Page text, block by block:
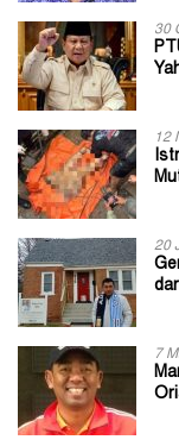
30
12
20
7